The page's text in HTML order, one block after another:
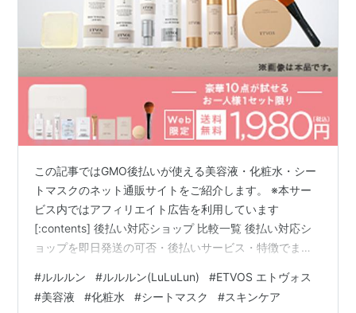
この記事ではGMO後払いが使える美容液・化粧水・シー
トマスクのネット通販サイトをご紹介します。 ※本サー
ビス内ではアフィリエイト広告を利用しています
[:contents] 後払い対応ショップ 比較一覧 後払い対応シ
ョップを即日発送の可否・後払いサービス・特徴でまと
い紹介にジャンプできます。 ※スマホの方は→横スクロ
ールで表示できます。 ショップ名 即日発送 後払い対応
#ルルルン #ルルルン(LuLuLun) #ETVOS エトヴォス
#美容液 #化粧水 #シートマスク #スキンケア